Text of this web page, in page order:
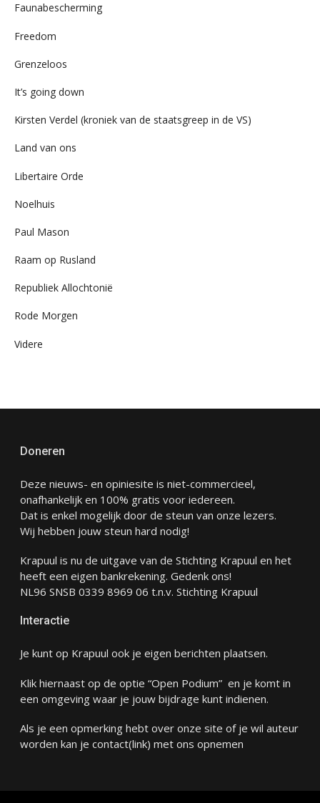
Faunabescherming
Freedom
Grenzeloos
It’s going down
Kirsten Verdel (kroniek van de staatsgreep in de VS)
Land van ons
Libertaire Orde
Noelhuis
Paul Mason
Raam op Rusland
Republiek Allochtonië
Rode Morgen
Videre
Doneren
Deze nieuws- en opiniesite is niet-commercieel,
onafhankelijk en 100% gratis voor iedereen.
Dat is enkel mogelijk door de steun van onze lezers.
Wij hebben jouw steun hard nodig!
Krapuul is nu de uitgave van de Stichting Krapuul en het
heeft een eigen bankrekening. Gedenk ons!
NL96 SNSB 0339 8969 06 t.n.v. Stichting Krapuul
Interactie
Je kunt op Krapuul ook je eigen berichten plaatsen.
Klik hiernaast op de optie “Open Podium” en je komt in
een omgeving waar je jouw bijdrage kunt indienen.
Als je een opmerking hebt over onze site of je wil auteur
worden kan je contact(link) met ons opnemen